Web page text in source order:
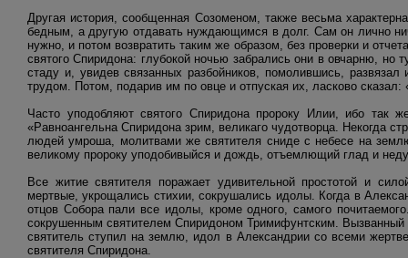
Другая история, сообщенная Созоменом, также весьма
бедным, а другую отдавать нуждающимся в долг. Сам он лично
нужно, и потом возвратить таким же образом, без проверки и
святого Спиридона: глубокой ночью забрались они в овчарню, но
стаду и, увидев связанных разбойников, помолившись,
трудом. Потом, подарив им по овце и отпуская их, ласково
Часто уподобляют святого Спиридона пророку Илии, ибо
«Равноангельна Спиридона зрим, великаго чудотворца. Некогда
людей умроша, молитвами же святителя сниде с небесе на
великому пророку уподобивыйся и дождь, отъемлющий глад и
Все житие святителя поражает удивительной простотой и
мертвые, укрощались стихии, сокрушались идолы. Когда в
отцов Собора пали все идолы, кроме одного, самого
сокрушенным святителем Спиридоном Тримифунтским. Вызванный
святитель ступил на землю, идол в Александрии со всеми
святителя Спиридона.